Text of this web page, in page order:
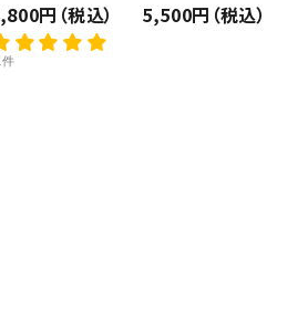
円（税込）
件
5,500円（税込）